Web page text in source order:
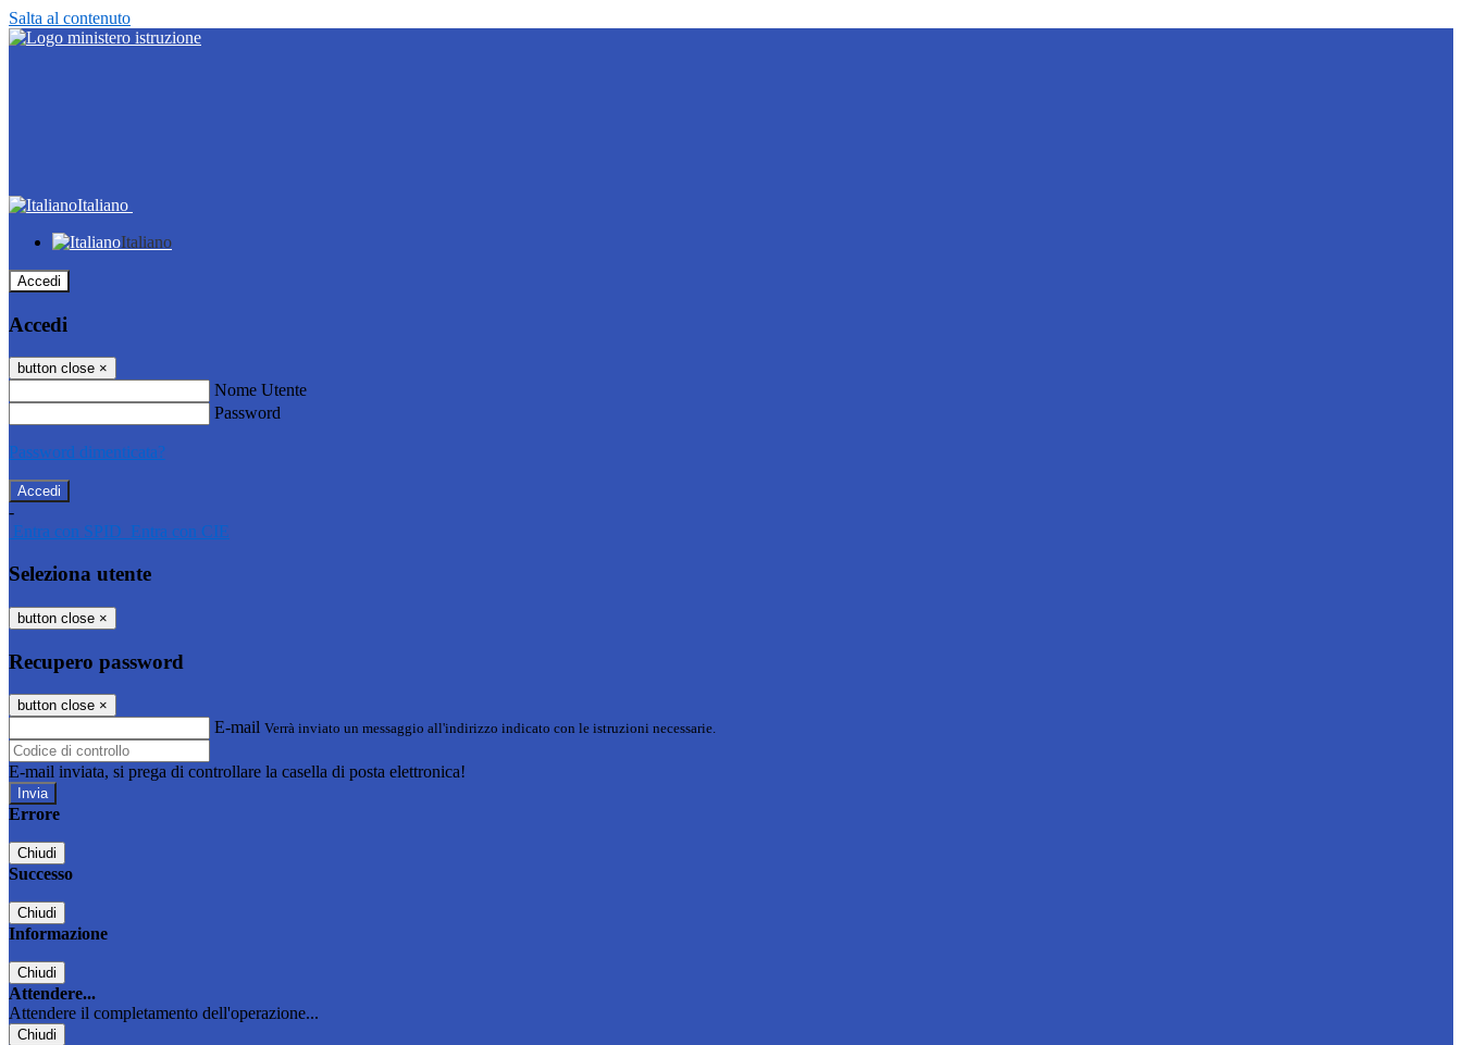
Salta al contenuto
Italiano
Italiano
Accedi
Accedi
button close ×
Nome Utente
Password
Password dimenticata?
-
Entra con SPID Entra con CIE
Seleziona utente
button close ×
Recupero password
button close ×
E-mail Verrà inviato un messaggio all'indirizzo indicato con le istruzioni necessarie.
E-mail inviata, si prega di controllare la casella di posta elettronica!
Errore
Chiudi
Successo
Chiudi
Informazione
Chiudi
Attendere...
Attendere il completamento dell'operazione...
Chiudi